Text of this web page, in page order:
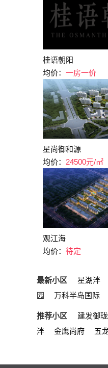
桂语朝阳
均价： 一房一价
星尚御和源
均价： 24500元/㎡
观江海
均价： 待定
最新小区 星湖泮
园
万科半岛国际
推荐小区 建发御
泮
金鹰尚府 五